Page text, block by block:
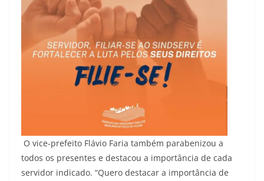
O vice-prefeito Flávio Faria também parabenizou a
todos os presentes e destacou a importância de cada
servidor indicado. “Quero destacar a importância de